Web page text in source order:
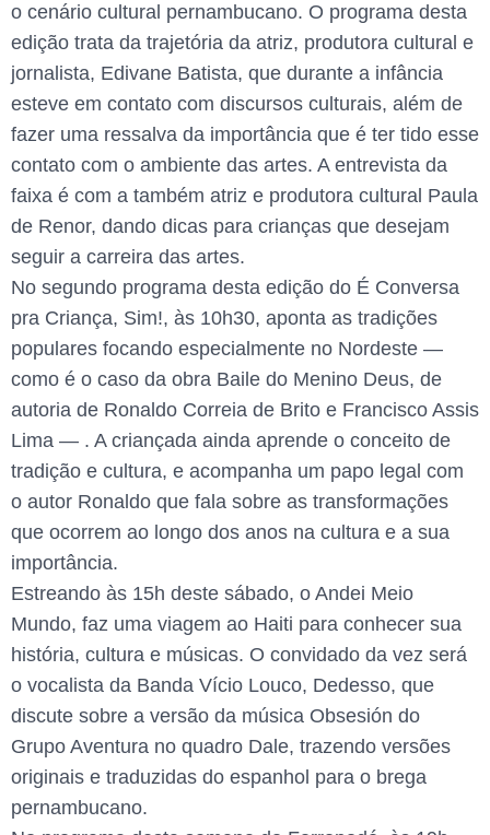
o cenário cultural pernambucano. O programa desta
edição trata da trajetória da atriz, produtora cultural e
jornalista, Edivane Batista, que durante a infância
esteve em contato com discursos culturais, além de
fazer uma ressalva da importância que é ter tido esse
contato com o ambiente das artes. A entrevista da
faixa é com a também atriz e produtora cultural Paula
de Renor, dando dicas para crianças que desejam
seguir a carreira das artes.
No segundo programa desta edição do É Conversa
pra Criança, Sim!, às 10h30, aponta as tradições
populares focando especialmente no Nordeste —
como é o caso da obra Baile do Menino Deus, de
autoria de Ronaldo Correia de Brito e Francisco Assis
Lima — . A criançada ainda aprende o conceito de
tradição e cultura, e acompanha um papo legal com
o autor Ronaldo que fala sobre as transformações
que ocorrem ao longo dos anos na cultura e a sua
importância.
Estreando às 15h deste sábado, o Andei Meio
Mundo, faz uma viagem ao Haiti para conhecer sua
história, cultura e músicas. O convidado da vez será
o vocalista da Banda Vício Louco, Dedesso, que
discute sobre a versão da música Obsesión do
Grupo Aventura no quadro Dale, trazendo versões
originais e traduzidas do espanhol para o brega
pernambucano.